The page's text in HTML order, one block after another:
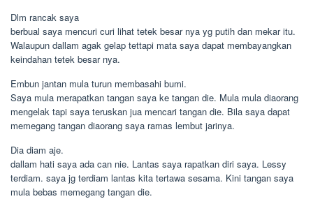
Dlm rancak saya
berbual saya mencuri curi lihat tetek besar nya yg putih dan mekar itu.
Walaupun dallam agak gelap tettapi mata saya dapat membayangkan
keindahan tetek besar nya.
Embun jantan mula turun membasahi bumi.
Saya mula merapatkan tangan saya ke tangan die. Mula mula diaorang
mengelak tapi saya teruskan jua mencari tangan die. Bila saya dapat
memegang tangan diaorang saya ramas lembut jarinya.
Dia diam aje.
dallam hati saya ada can nie. Lantas saya rapatkan diri saya. Lessy
terdiam. saya jg terdiam lantas kita tertawa sesama. Kini tangan saya
mula bebas memegang tangan die.